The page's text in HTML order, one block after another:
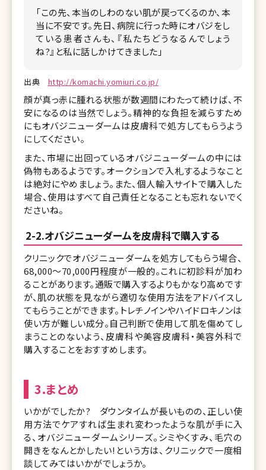
「この先、本当のしわのない肌が戻ってくるのか、本
当に不安です。先日、病院に行った時にオバジをし
ている患者さんも、『私たちどうなるんでしょう
ね?』と私に話しかけてきました」
出典 http://komachi.yomiuri.co.jp/
顔が真っ赤に腫れる状態が数週間にわたって続けば、不
安になるのは当然でしょう。精神的な負担を減らすため
にもオバジニューダームは皮膚科で処方してもらうよう
にしてください。
また、市場に出回っているオバジニューダームの中には
偽物もあるようです。オークションで入札するようなこと
は絶対にやめましょう。また、個人輸入サイトで購入した
場合、使用はすべて自己責任となることも忘れないでく
ださいね。
2-2.オバジニューダームを皮膚科で購入する
クリニックでオバジニューダームを処方してもらう場合、
68,000～70,000円程度が一般的。これに初診料が加わ
ることがあります。通販で購入するよりもかなり高めです
が、肌の状態を見ながら適切な使用方法をアドバイスし
てもらうことができます。トレチノインやハイドロキノンは
使い方が難しい成分。自己判断で使用して肌を傷めてし
まうことのないよう、皮膚科や美容皮膚科・美容外科で
購入することをおすすめします。
3.まとめ
いかがでしたか? ダウンタイムが長いものの、正しい使
用方法でケアすれば生まれ変わったような肌が手に入
る、オバジニューダームシリーズ。シミやくすみ、毛穴の
開きをなんとかしたい!という方は、クリニックで一度相
談してみてはいかがでしょうか。